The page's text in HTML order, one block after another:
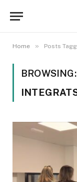
Home » Posts
BROWSING: